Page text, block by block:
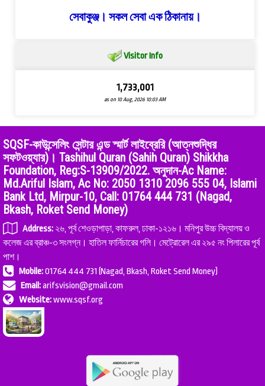
সেবাকুঞ্জ। সকল সেবা এক ঠিকানায়।
Visitor Info
1,733,001
as on 10 Aug, 2026 10:03 AM
SQSF-কাউন্সেলিং সেন্টার এন্ড স্মার্ট লাইব্রেরি (আত্নশুদ্ধির
সফটওয়্যার)। Tashihul Quran (Sahih Quran) Shikkha
Foundation, Reg:S-13909/2022. অনুদান-Ac Name:
Md.Ariful Islam, Ac No: 2050 1310 2096 555 04, Islami
Bank Ltd, Mirpur-10, Call: 01764 444 731 (Nagad,
Bkash, Roket Send Money)
Address: ২৬, পূর্ব শেওড়াপাড়া, কাফরুল, ঢাকা-১২১৬। মনিপুর উচ্চ বিদ্যালয় ও
কলেজ এর ব্রাঞ্চ-৩ সংলগ্ন। হাতিল ফার্নিচারের গলি। মেট্রোরেল এর ২৯৫ নং পিলারের পূর্ব
পাশ।
Mobile:01764 444 731 (Nagad, Bkash, Roket Send Money)
Email:arifsvision@gmail.com
Website:www.sqsf.org